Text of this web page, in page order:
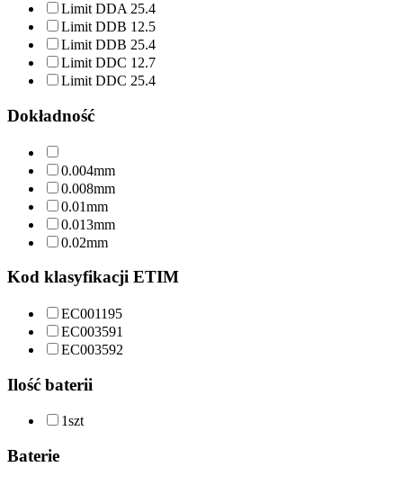
Limit DDA 25.4
Limit DDB 12.5
Limit DDB 25.4
Limit DDC 12.7
Limit DDC 25.4
Dokładność
0.004mm
0.008mm
0.01mm
0.013mm
0.02mm
Kod klasyfikacji ETIM
EC001195
EC003591
EC003592
Ilość baterii
1szt
Baterie